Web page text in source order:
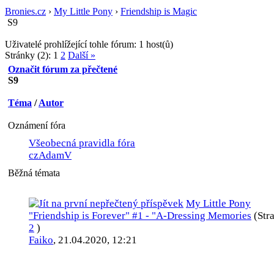
Bronies.cz › My Little Pony › Friendship is Magic
S9
Uživatelé prohlížející tohle fórum: 1 host(ů)
Stránky (2): 1 2 Další »
Označit fórum za přečtené
S9
Téma /Autor
Oznámení fóra
Všeobecná pravidla fóra
czAdamV
Běžná témata
My Little Pony
"Friendship is Forever" #1 - "A-Dressing Memories
2 )
Faiko, 21.04.2020, 12:21